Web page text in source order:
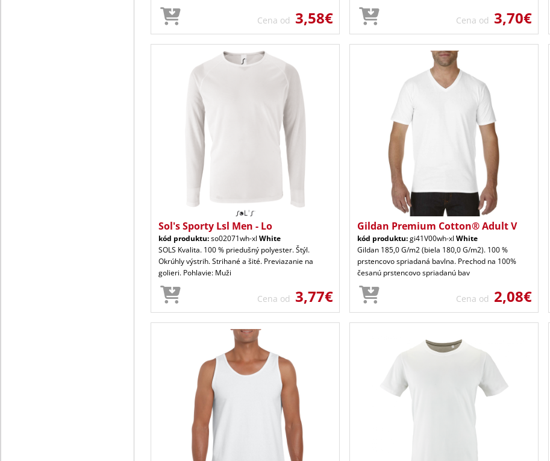
Cena od 3,58€ Cena od 3,70€
Sol's Sporty Lsl Men - Lo
kód produktu:so02071wh-xl White
SOLS Kvalita. 100 % priedušný polyester. Štýl.
Okrúhly výstrih. Strihané a šité. Previazanie na
golieri. Pohlavie: Muži
Cena od 3,77€
Gildan Premium Cotton® Adult V
kód produktu:gi41V00wh-xl White
Gildan 185,0 G/m2 (biela 180,0 G/m2). 100 %
prstencovo spriadaná bavlna. Prechod na 100%
česanú prstencovo spriadanú bav
Cena od 2,08€